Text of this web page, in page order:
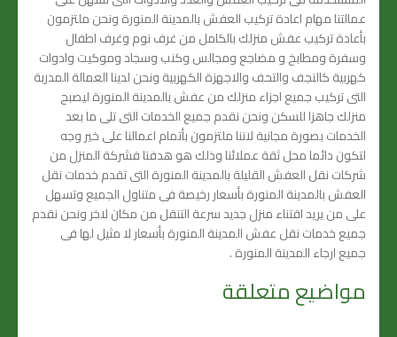
عمالتنا مهام اعادة تركيب العفش بالمدينة المنورة ونحن ملتزمون
بأعادة تركيب عفش منزلك بالكامل من غرف نوم وغرف اطفال
وسفرة ومطابخ و مضاجع ومجالس وكنب وسجاد وموكيت وادوات
كهربية كالنجف والتحف والاجهزة الكهربية ونحن لدينا العمالة المدربة
التى تركيب جميع اجزاء منزلك من عفش بالمدينة المنورة ليصبح
منزلك جاهزا للسكن ونحن نقدم جميع الخدمات التى تلى ما بعد
الخدمات بصورة مجانية لاننا ملتزمون بأتمام اعمالنا على خير وجه
لتكون دائما محل ثقة عملائنا وذلك هو هدفنا فشركة المنزل من
شركات نقل العفش القليلة بالمدينة المنورة التى تقدم خدمات نقل
العفش بالمدينة المنورة بأسعار رخيصة فى متناول الجميع وتسهل
على من يريد اقتناء منزل جديد سرعة التنقل من مكان لاخر ونحن نقدم
جميع خدمات نقل عفش المدينة المنورة بأسعار لا مثيل لها فى
جميع ارجاء المدينة المنورة .
مواضيع متعلقة